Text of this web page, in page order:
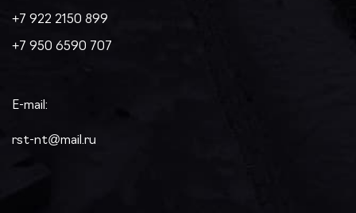
+7 922 2150 899
+7 950 6590 707
E-mail:
rst-nt@mail.ru